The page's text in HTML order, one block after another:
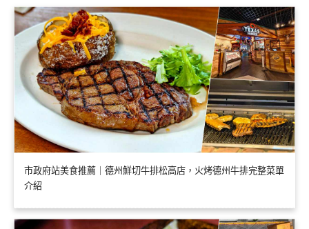
市政府站美食推薦｜德州鮮切牛排松高店，火烤德州牛排完整菜單
介紹